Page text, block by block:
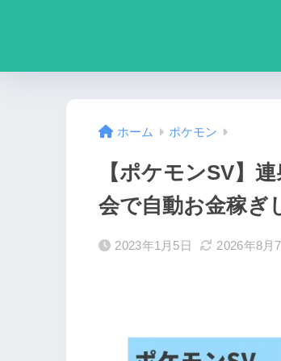
ホーム ポケモン
【ポケモンSV】
会で自動お金稼ぎ
2023年1月5日 2026年8月